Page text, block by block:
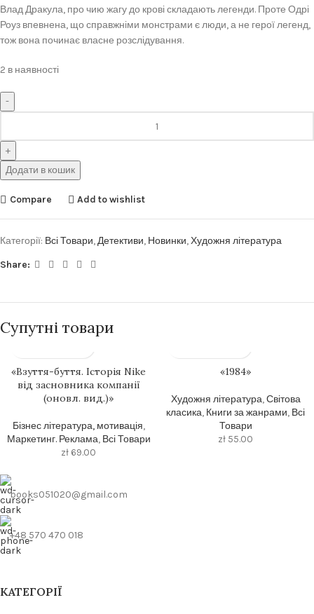
Влад Дракула, про чию жагу до крові складають легенди. Проте Одрі
Роуз впевнена, що справжніми монстрами є люди, а не герої легенд,
тож вона починає власне розслідування.
2 в наявності
Додати в кошик
Compare Add to wishlist
Категорії: Всі Товари,Детективи, Новинки,Художня література
Share:
Супутні товари
«Взуття-буття. Історія Nike
від засновника компанії
(оновл. вид.)»
Бізнес література, мотивація,
Маркетинг. Реклама, Всі Товари
zł 69.00
«1984»
Художня література,Світова
класика, Книги за жанрами, Всі
Товари
zł 55.00
books051020@gmail.com
+48 570 470 018
КАТЕГОРІЇ